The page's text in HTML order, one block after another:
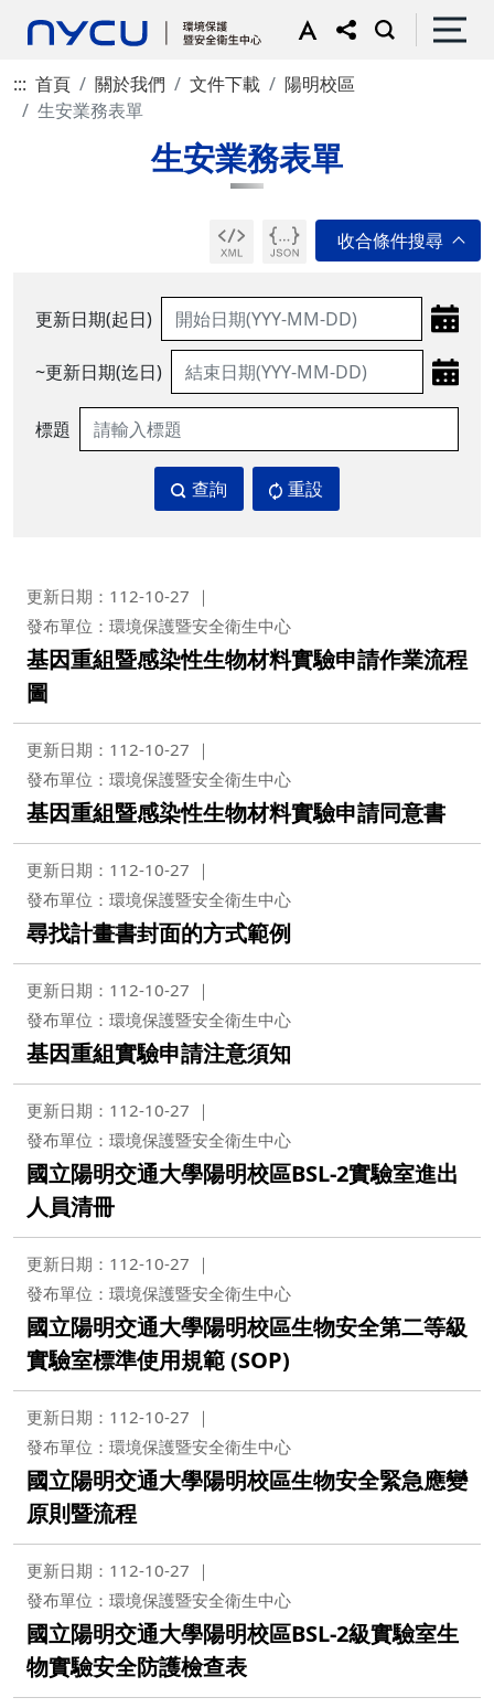
::: 首頁 關於我們 文件下載
陽明校區
生安業務表單
生安業務表單
更新日期(起日)
~更新日期(迄日)
標題
查詢 重設
更新日期：112-10-27
發布單位：環境保護暨安全衛生中心
基因重組暨感染性生物材料實驗申請作業流程
圖
更新日期：112-10-27
發布單位：環境保護暨安全衛生中心
基因重組暨感染性生物材料實驗申請同意書
更新日期：112-10-27
發布單位：環境保護暨安全衛生中心
尋找計畫書封面的方式範例
更新日期：112-10-27
發布單位：環境保護暨安全衛生中心
基因重組實驗申請注意須知
更新日期：112-10-27
發布單位：環境保護暨安全衛生中心
國立陽明交通大學陽明校區BSL-2實驗室進出
人員清冊
更新日期：112-10-27
發布單位：環境保護暨安全衛生中心
國立陽明交通大學陽明校區生物安全第二等級
實驗室標準使用規範 (SOP)
更新日期：112-10-27
發布單位：環境保護暨安全衛生中心
國立陽明交通大學陽明校區生物安全緊急應變
原則暨流程
更新日期：112-10-27
發布單位：環境保護暨安全衛生中心
國立陽明交通大學陽明校區BSL-2級實驗室生
物實驗安全防護檢查表